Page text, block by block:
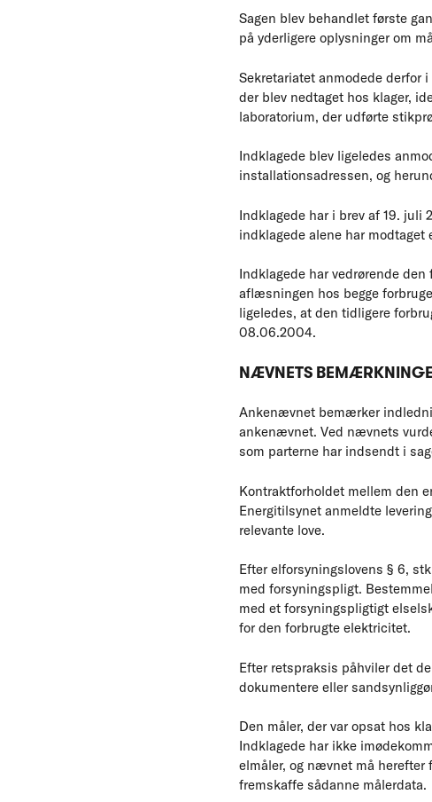
Sagen blev behandlet første
på yderligere oplysninger om
Sekretariatet anmodede derfor
der blev nedtaget hos klager,
laboratorium, der udførte
Indklagede blev ligeledes
installationsadressen, og
Indklagede har i brev af 19.
indklagede alene har
Indklagede har vedrørende
aflæsningen hos begge
ligeledes, at den tidligere
08.06.2004.
NÆVNETS
Ankenævnet bemærker
ankenævnet. Ved nævnets
som parterne har indsendt i
Kontraktforholdet mellem den
Energitilsynet anmeldte
relevante love.
Efter elforsyningslovens § 6,
med forsyningspligt.
med et forsyningspligtigt
for den forbrugte elektricitet.
Efter retspraksis påhviler det
dokumentere eller
Den måler, der var opsat hos
Indklagede har ikke
elmåler, og nævnet må
fremskaffe sådanne målerdata.